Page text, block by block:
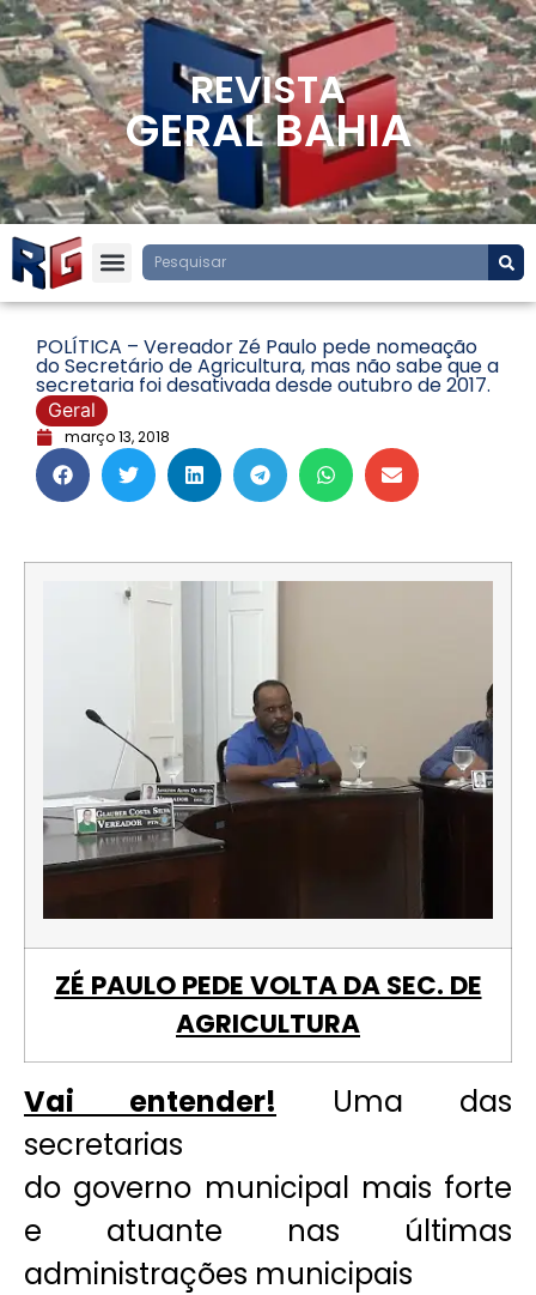
REVISTA
GERAL BAHIA
POLÍTICA – Vereador Zé Paulo pede nomeação
do Secretário de Agricultura, mas não sabe que a
secretaria foi desativada desde outubro de 2017.
Geral
março 13, 2018
ZÉ PAULO PEDE VOLTA DA SEC. DE
AGRICULTURA
Vai entender! Uma das
secretarias
do governo municipal mais forte
e atuante nas últimas
administrações municipais